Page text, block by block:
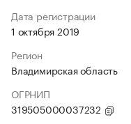
Дата регистрации
1 октября 2019
Регион
Владимирская область
ОГРНИП
319505000037232